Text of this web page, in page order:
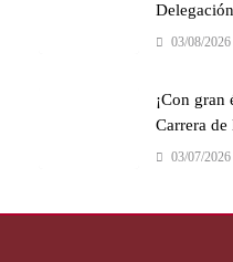
03/08/2026
¡Con
Carrera de
03/07/2026